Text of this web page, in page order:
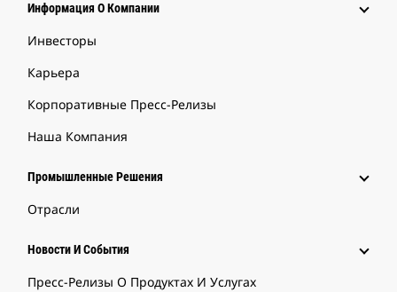
Информация О Компании
Инвесторы
Карьера
Корпоративные Пресс-Релизы
Наша Компания
Промышленные Решения
Отрасли
Новости И События
Пресс-Релизы О Продуктах И Услугах